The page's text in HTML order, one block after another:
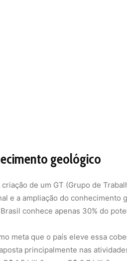
meta que o país eleve essa
principalmente nas
1,5 bilhão para R$ 2,7 bilhões
três objetivos: propor
atuação do setor privado na